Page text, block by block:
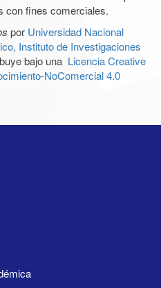
con fines comerciales.
por Universidad Nacional
Instituto de Investigaciones
bajo una Licencia Creative
NoComercial 4.0